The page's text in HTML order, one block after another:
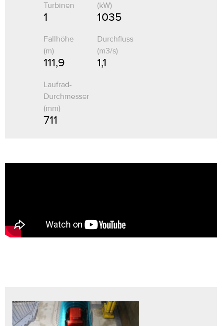
Turbinen
1
(kW)
1 035
Fallhöhe
(m)
111,9
Durchfluss
(m3/s)
1,1
Laufrad-
Durchmesser
(mm)
711